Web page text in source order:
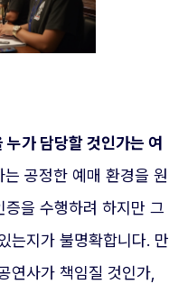
가 담당할 것인가는 여
는 공정한 예매 환경을 원
을 수행하려 하지만 그
는지가 불명확합니다. 만
연사가 책임질 것인가,